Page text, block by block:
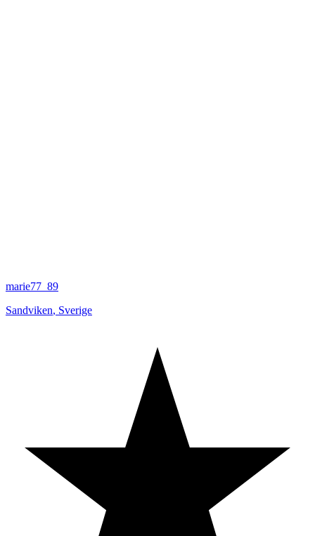
marie77_89
Sandviken, Sverige